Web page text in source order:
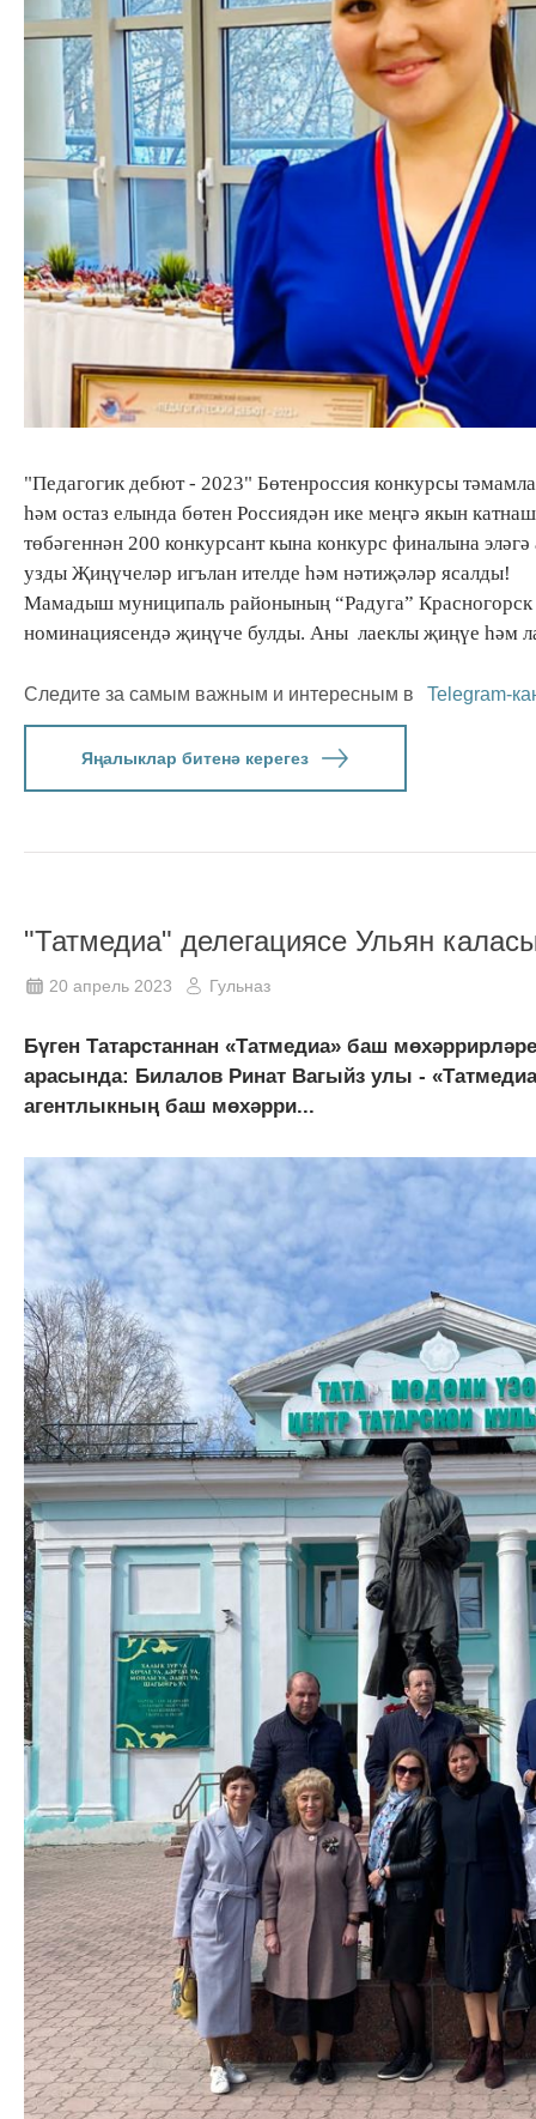
"Педагогик дебют - 2023" Бөтенроссия конкурсы
һәм остаз елында бөтен Россиядән ике меңгә якын
төбәгеннән 200 конкурсант кына конкурс финалына
узды Җиңүчеләр игълан ителде һәм нәтиҗәләр ясалды!
Мамадыш муниципаль районының “Радуга” Красногорск
номинациясендә җиңүче булды. Аны лаеклы җиңүе һәм
Следите за самым важным и интересным в Telegram-
Яңалыклар битенә керегез
"Татмедиа" делегациясе Ульян
20 апрель 2023 Гульназ
Бүген Татарстаннан «Татмедиа» баш
арасында: Билалов Ринат Вагыйз улы -
агентлыкның баш мөхәрри...